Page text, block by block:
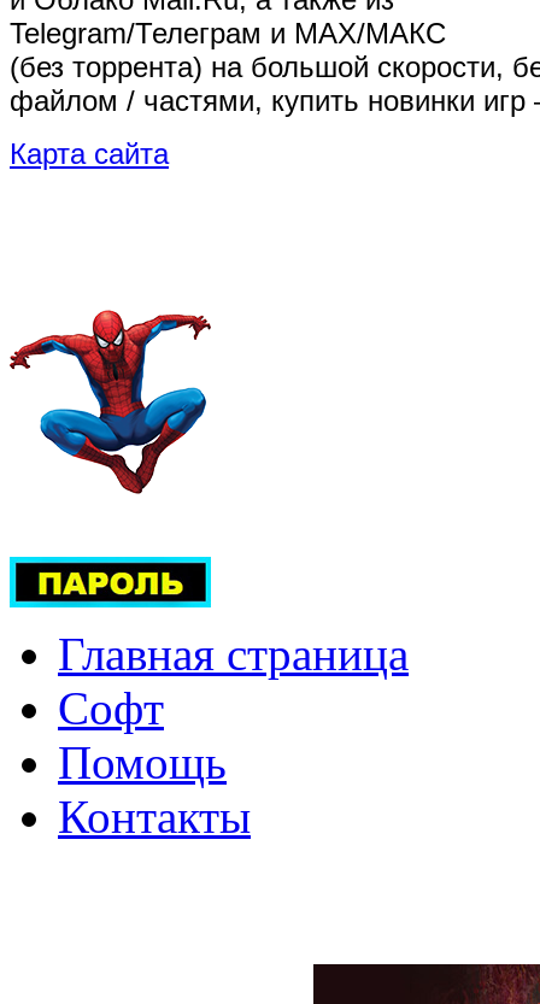
Telegram/Телеграм и MAX/МАКС
(без торрента) на большой скорости,
файлом / частями, купить новинки
Карта сайта
Главная страница
Софт
Помощь
Контакты